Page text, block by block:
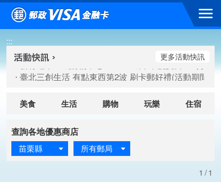
跳到主要內容區塊
:::
新竹遠東巨城購物中心 2026巨城年中慶夏日BIG好刷(
桃園大江國際購物中心 好饗去大江檔期(活動期間：
新竹遠東巨城購物中心 2026巨城年中慶夏日BIG好刷(
臺北三創生活 有點東西第2波 刷卡郵好禮(活動期間：
更多活動快訊
美食 生活 購物 玩樂 住宿
查詢各地優惠商店
苗栗縣 所有郵局
1/1